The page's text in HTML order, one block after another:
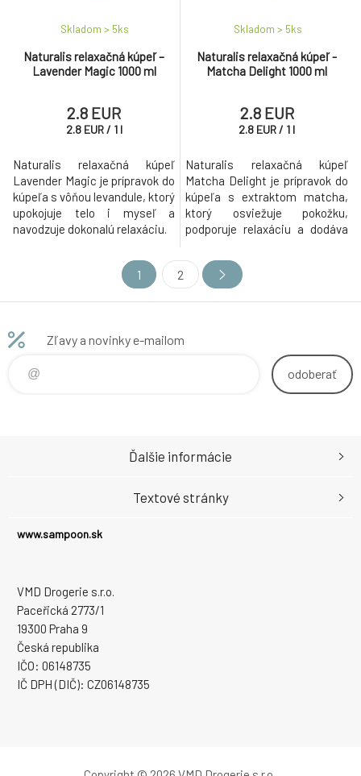
Naturalis relaxačná kúpeľ –
Lavender Magic 1000 ml
Skladom > 5ks
2.8 EUR
2.8 EUR / 1 l
Naturalis relaxačná kúpeľ
Lavender Magic je prípravok do
kúpeľa s vôňou levandule, ktorý
upokojuje telo i myseľ a
navodzuje dokonalú relaxáciu.
Naturalis relaxačná kúpeľ -
Matcha Delight 1000 ml
Skladom > 5ks
2.8 EUR
2.8 EUR/ 1 l
Naturalis relaxačná kúpeľ
Matcha Delight je prípravok do
kúpeľa s extraktom matcha,
ktorý osviežuje pokožku,
podporuje relaxáciu a dodáva
1 2
Zľavy a novinky e-mailom
odoberať
www.sampoon.sk
VMD Drogerie s.r.o.
Paceřická 2773/1
19300 Praha 9
Česká republika
IČO: 06148735
IČ DPH (DIČ): CZ06148735
Ďalšie informácie
Textové stránky